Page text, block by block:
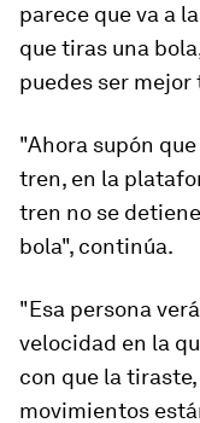
parece que va a
que tiras una
puedes ser
"Ahora supón
tren, en la
tren no se
bola", continúa.
"Esa persona
velocidad en la
con que la tiraste
movimientos